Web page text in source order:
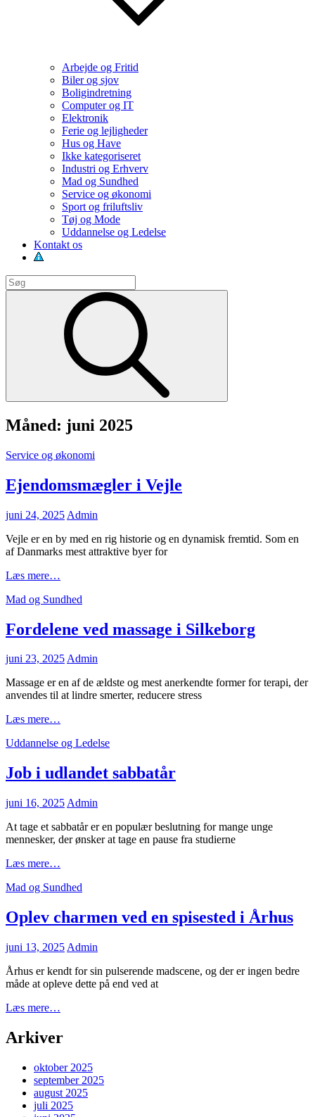
Arbejde og Fritid
Biler og sjov
Boligindretning
Computer og IT
Elektronik
Ferie og lejligheder
Hus og Have
Ikke kategoriseret
Industri og Erhverv
Mad og Sundhed
Service og økonomi
Sport og friluftsliv
Tøj og Mode
Uddannelse og Ledelse
Kontakt os
Search
for:
Måned: juni 2025
Cat
Service og økonomi
Ejendomsmægler i Vejle
Posted
juni 24, 2025 Admin
Vejle er en by med en rig historie og en dynamisk fremtid. Som en
af Danmarks mest attraktive byer for
Læs mere…
Vejle
Cat
Mad og Sundhed
Fordelene ved massage i Silkeborg
Posted
juni 23, 2025Admin
Massage er en af de ældste og mest anerkendte former for terapi, der
anvendes til at lindre smerter, reducere stress
Læs mere…
massage
Silkeborg
Cat
Uddannelse og Ledelse
Job i udlandet sabbatår
Posted
juni 16, 2025 Admin
At tage et sabbatår er en populær beslutning for mange unge
mennesker, der ønsker at tage en pause fra studierne
Læs mere…
udlandet
Cat
Mad og Sundhed
Oplev charmen ved en spisested i Århus
Posted
juni 13, 2025 Admin
Århus er kendt for sin pulserende madscene, og der er ingen bedre
måde at opleve dette på end ved at
Læs mere…
en
i
Århus
Arkiver
oktober 2025
september 2025
august 2025
juli 2025